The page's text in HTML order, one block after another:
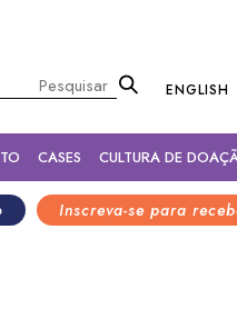
ENGLISH
CASES CULTURA DE
Inscreva-se para